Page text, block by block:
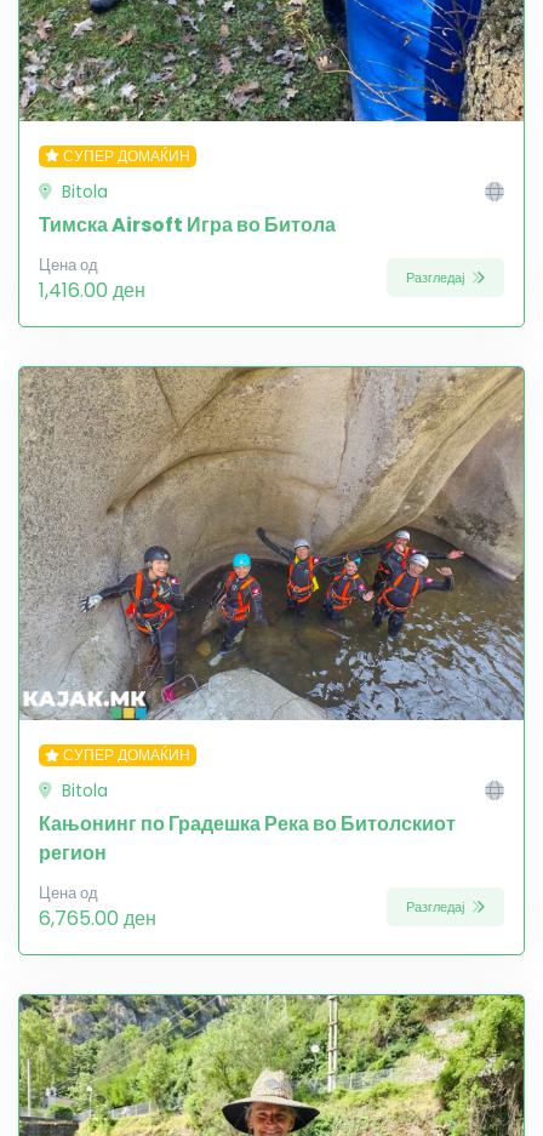
СУПЕР ДОМАЌИН
Bitola
Тимска Airsoft Игра во Битола
Цена од
1,416.00 ден Разгледај
СУПЕР ДОМАЌИН
Bitola
Кањонинг по Градешка Река во Битолскиот
регион
Цена од
6,765.00 ден Разгледај